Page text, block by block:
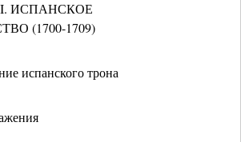
ИСПАНСКОЕ
(1700-1709)
испанского трона